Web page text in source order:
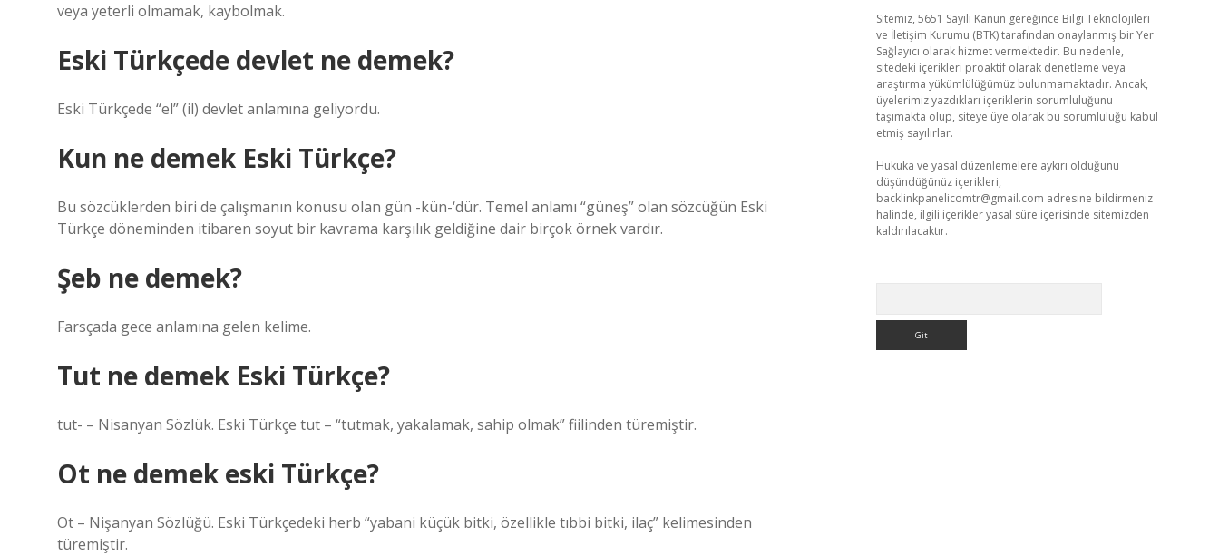
veya yeterli olmamak, kaybolmak.
Eski Türkçede devlet ne demek?
Eski Türkçede “el” (il) devlet anlamına geliyordu.
Kun ne demek Eski Türkçe?
Bu sözcüklerden biri de çalışmanın konusu olan gün -kün-‘dür. Temel anlamı “güneş” olan sözcüğün Eski
Türkçe döneminden itibaren soyut bir kavrama karşılık geldiğine dair birçok örnek vardır.
Şeb ne demek?
Farsçada gece anlamına gelen kelime.
Tut ne demek Eski Türkçe?
tut- – Nisanyan Sözlük. Eski Türkçe tut – “tutmak, yakalamak, sahip olmak” fiilinden türemiştir.
Ot ne demek eski Türkçe?
Ot – Nişanyan Sözlüğü. Eski Türkçedeki herb “yabani küçük bitki, özellikle tıbbi bitki, ilaç” kelimesinden
türemiştir.
Sitemiz, 5651 Sayılı Kanun gereğince Bilgi Teknolojileri
ve İletişim Kurumu (BTK) tarafından onaylanmış bir Yer
Sağlayıcı olarak hizmet vermektedir. Bu nedenle,
sitedeki içerikleri proaktif olarak denetleme veya
araştırma yükümlülüğümüz bulunmamaktadır. Ancak,
üyelerimiz yazdıkları içeriklerin sorumluluğunu
taşımakta olup, siteye üye olarak bu sorumluluğu kabul
etmiş sayılırlar.
Hukuka ve yasal düzenlemelere aykırı olduğunu
düşündüğünüz içerikleri,
backlinkpanelicomtr@gmail.com adresine bildirmeniz
halinde, ilgili içerikler yasal süre içerisinde sitemizden
kaldırılacaktır.